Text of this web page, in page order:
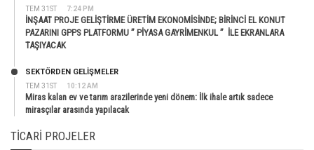
TEM 31ST 7:24 PM
İNŞAAT PROJE GELİŞTİRME ÜRETİM EKONOMİSİNDE; BİRİNCİ EL KONUT
PAZARINI GPPS PLATFORMU ” PİYASA GAYRİMENKUL ” İLE EKRANLARA
TAŞIYACAK
TEM 31ST 10:12 AM
SEKTÖRDEN GELIŞMELER
Miras kalan ev ve tarım arazilerinde yeni dönem: İlk ihale artık sadece
mirasçılar arasında yapılacak
TICARI PROJELER